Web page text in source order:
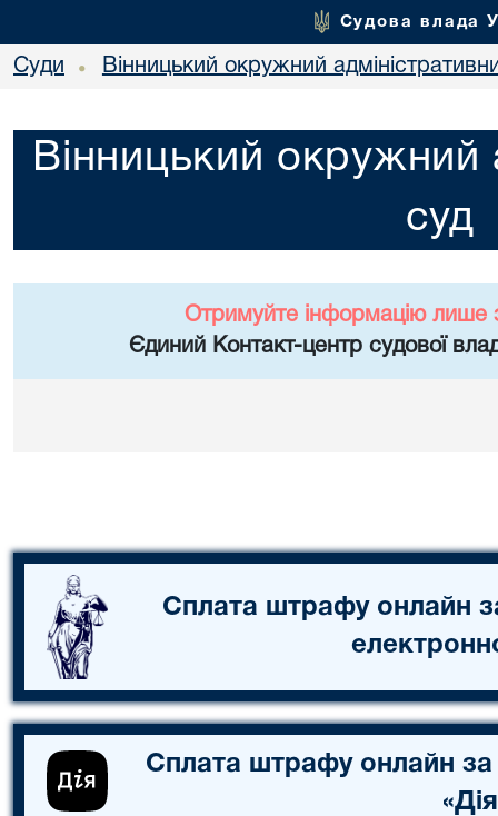
Судова влада
Суди • Вінницький окружний
Вінницький окружний
суд
Отримуйте інформацію лише
Єдиний Контакт-центр судової
Сплата штрафу онлайн
Сплата штрафу онлайн